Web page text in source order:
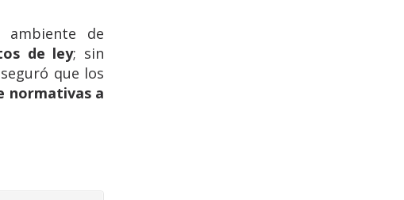
de
de ley; sin
que los
normativas a